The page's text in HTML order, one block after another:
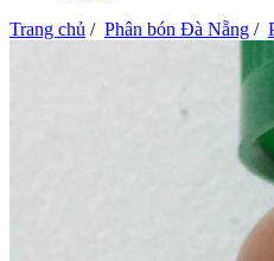
Trang chủ / Phân bón Đà Nẵng /